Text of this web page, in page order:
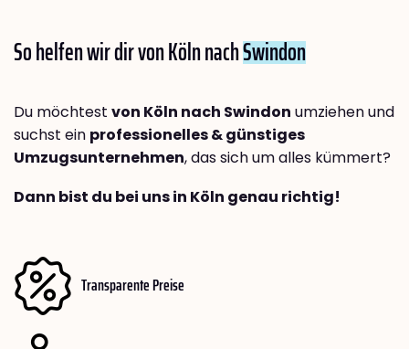
So helfen wir dir von Köln nachSwindon
Du möchtest von Köln nach Swindon umziehen und
suchst ein professionelles & günstiges
Umzugsunternehmen, das sich um alles kümmert?
Dann bist du bei uns in Köln genau richtig!
Transparente Preise